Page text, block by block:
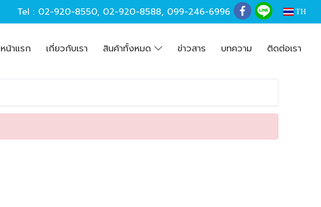
Tel : 02-920-8550, 02-920-8588, 099-246-6996 TH
หน้าแรก เกี่ยวกับเรา สินค้าทั้งหมด ข่าวสาร บทความ ติดต่อเรา